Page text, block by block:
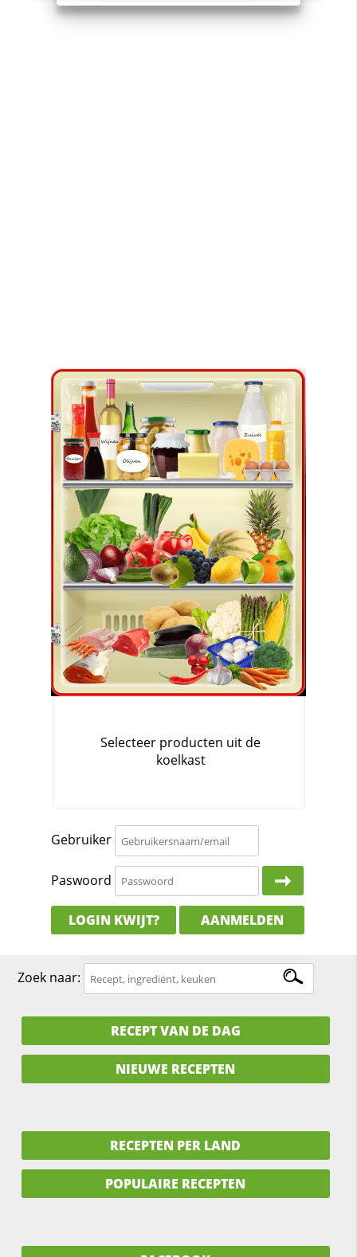
Gebruiker
Paswoord
LOGIN KWIJT? AANMELDEN
Zoek naar:
RECEPT VAN DE DAG
NIEUWE RECEPTEN
RECEPTEN PER LAND
POPULAIRE RECEPTEN